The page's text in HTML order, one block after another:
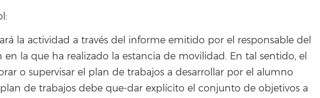
la actividad a través del informe emitido por el responsable del
la que ha realizado la estancia de movilidad. En tal sentido, el
o supervisar el plan de trabajos a desarrollar por el alumno
de trabajos debe que-dar explícito el conjunto de objetivos a